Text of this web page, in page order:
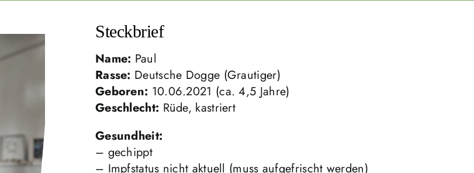
Steckbrief
Name: Paul
Rasse: Deutsche Dogge (Grautiger)
Geboren: 10.06.2021 (ca. 4,5 Jahre)
Geschlecht: Rüde, kastriert
Gesundheit:
– gechippt
– Impfstatus nicht aktuell (muss aufgefrischt werden)